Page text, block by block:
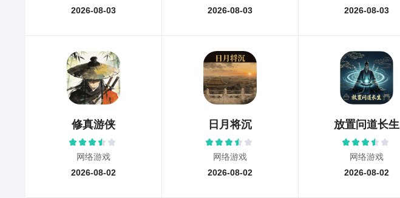
2026-08-03
2026-08-03
2026-08-03
修真游侠
网络游戏
2026-08-02
日月将沉
网络游戏
2026-08-02
放置问道长生
网络游戏
2026-08-02